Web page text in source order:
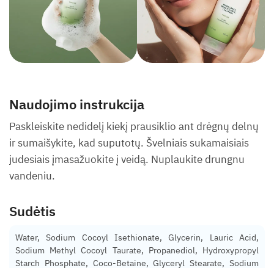
Naudojimo instrukcija
Paskleiskite nedidelį kiekį prausiklio ant drėgnų delnų
ir sumaišykite, kad suputotų. Švelniais sukamaisiais
judesiais įmasažuokite į veidą. Nuplaukite drungnu
vandeniu.
Sudėtis
Water, Sodium Cocoyl Isethionate, Glycerin, Lauric Acid,
Sodium Methyl Cocoyl Taurate, Propanediol, Hydroxypropyl
Starch Phosphate, Coco-Betaine, Glyceryl Stearate, Sodium